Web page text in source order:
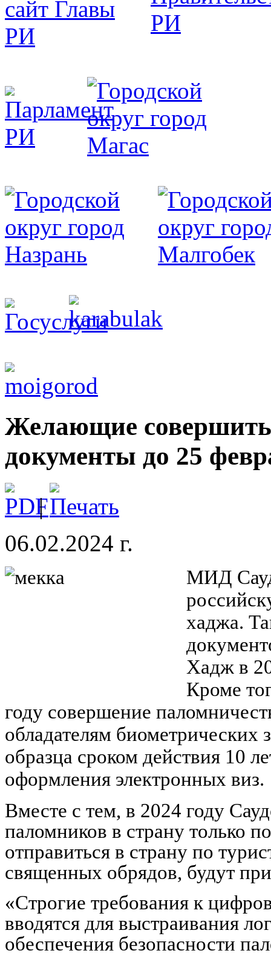
Желающие
документы до 25
|
06.02.2024 г.
МИД
хаджа.
Хадж в
Кроме
году совершение
обладателям биометрических
образца сроком действия 10
оформления электронных виз.
Вместе с тем, в 2024 году
паломников в страну только
отправиться в страну по
священных обрядов, будут
«Строгие требования к
вводятся для выстраивания
обеспечения безопасности